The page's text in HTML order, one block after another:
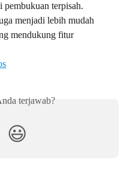
pembukuan terpisah.
menjadi lebih mudah
mendukung fitur
terjawab?
😃